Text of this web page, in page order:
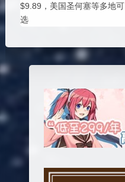
$9.89，美国圣何塞等多地可
选